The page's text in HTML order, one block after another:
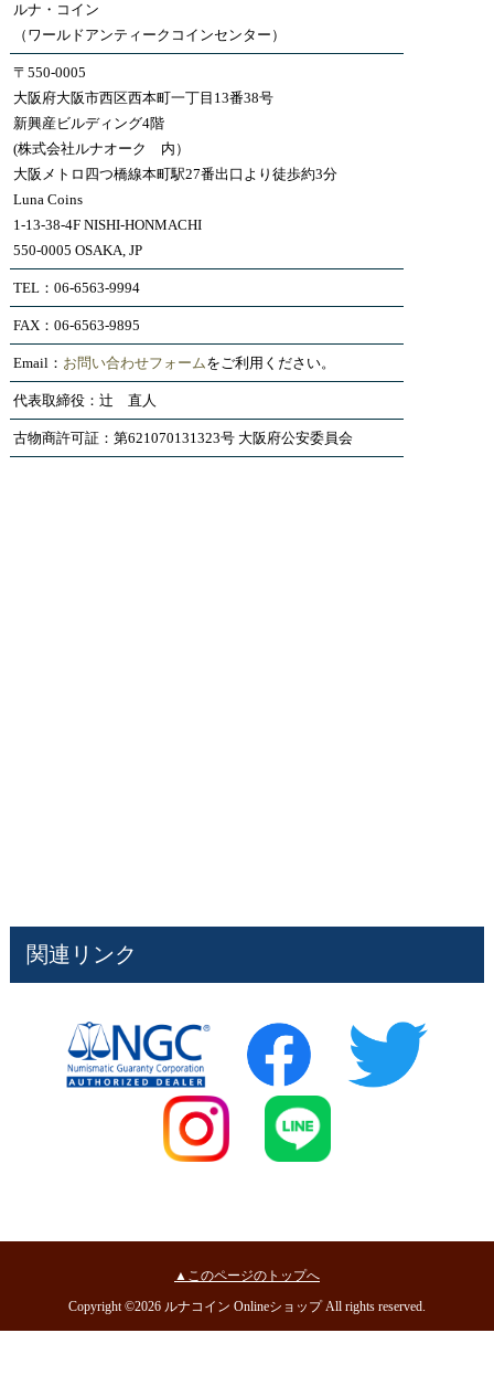
ルナ・コイン
（ワールドアンティークコインセンター）
〒550-0005
大阪府大阪市西区西本町一丁目13番38号
新興産ビルディング4階
(株式会社ルナオーク 内）
大阪メトロ四つ橋線本町駅27番出口より徒歩約3分
Luna Coins
1-13-38-4F NISHI-HONMACHI
550-0005 OSAKA, JP
TEL：06-6563-9994
FAX：06-6563-9895
Email： お問い合わせフォームをご利用ください。
代表取締役：辻 直人
古物商許可証：第621070131323号 大阪府公安委員会
関連リンク
▲このページのトップへ
Copyright ©2026 ルナコイン Onlineショップ All rights reserved.